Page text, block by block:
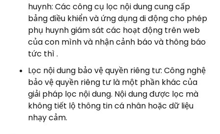
huynh: Các công cụ lọc nội dung cung cấp
bảng điều khiển và ứng dụng di động cho phép
phụ huynh giám sát các hoạt động trên web
của con mình và nhận cảnh báo và thông báo
tức thì .
Lọc nội dung bảo vệ quyền riêng tư: Công nghệ
bảo vệ quyền riêng tư là một phần khác của
giải pháp lọc nội dung. Nội dung được lọc mà
không tiết lộ thông tin cá nhân hoặc dữ liệu
nhạy cảm.